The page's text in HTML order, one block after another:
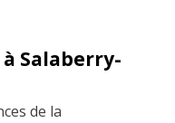
Salaberry-
de la